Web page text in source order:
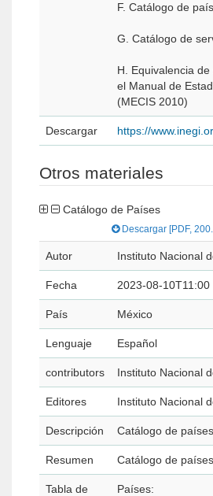
F. Catálogo de
G. Catálogo de
H. Equivalencia
el Manual de
(MECIS 2010)
Descargar https://
Otros materiales
Catálogo de Países
Descargar [PDF,
Autor Instituto Nacional
Fecha 2023-08-10T11:00
País México
Lenguaje Español
contributors Instituto Nacional
Editores Instituto Nacional
Descripción Catálogo de países
Resumen Catálogo de países
Tabla de
Países: